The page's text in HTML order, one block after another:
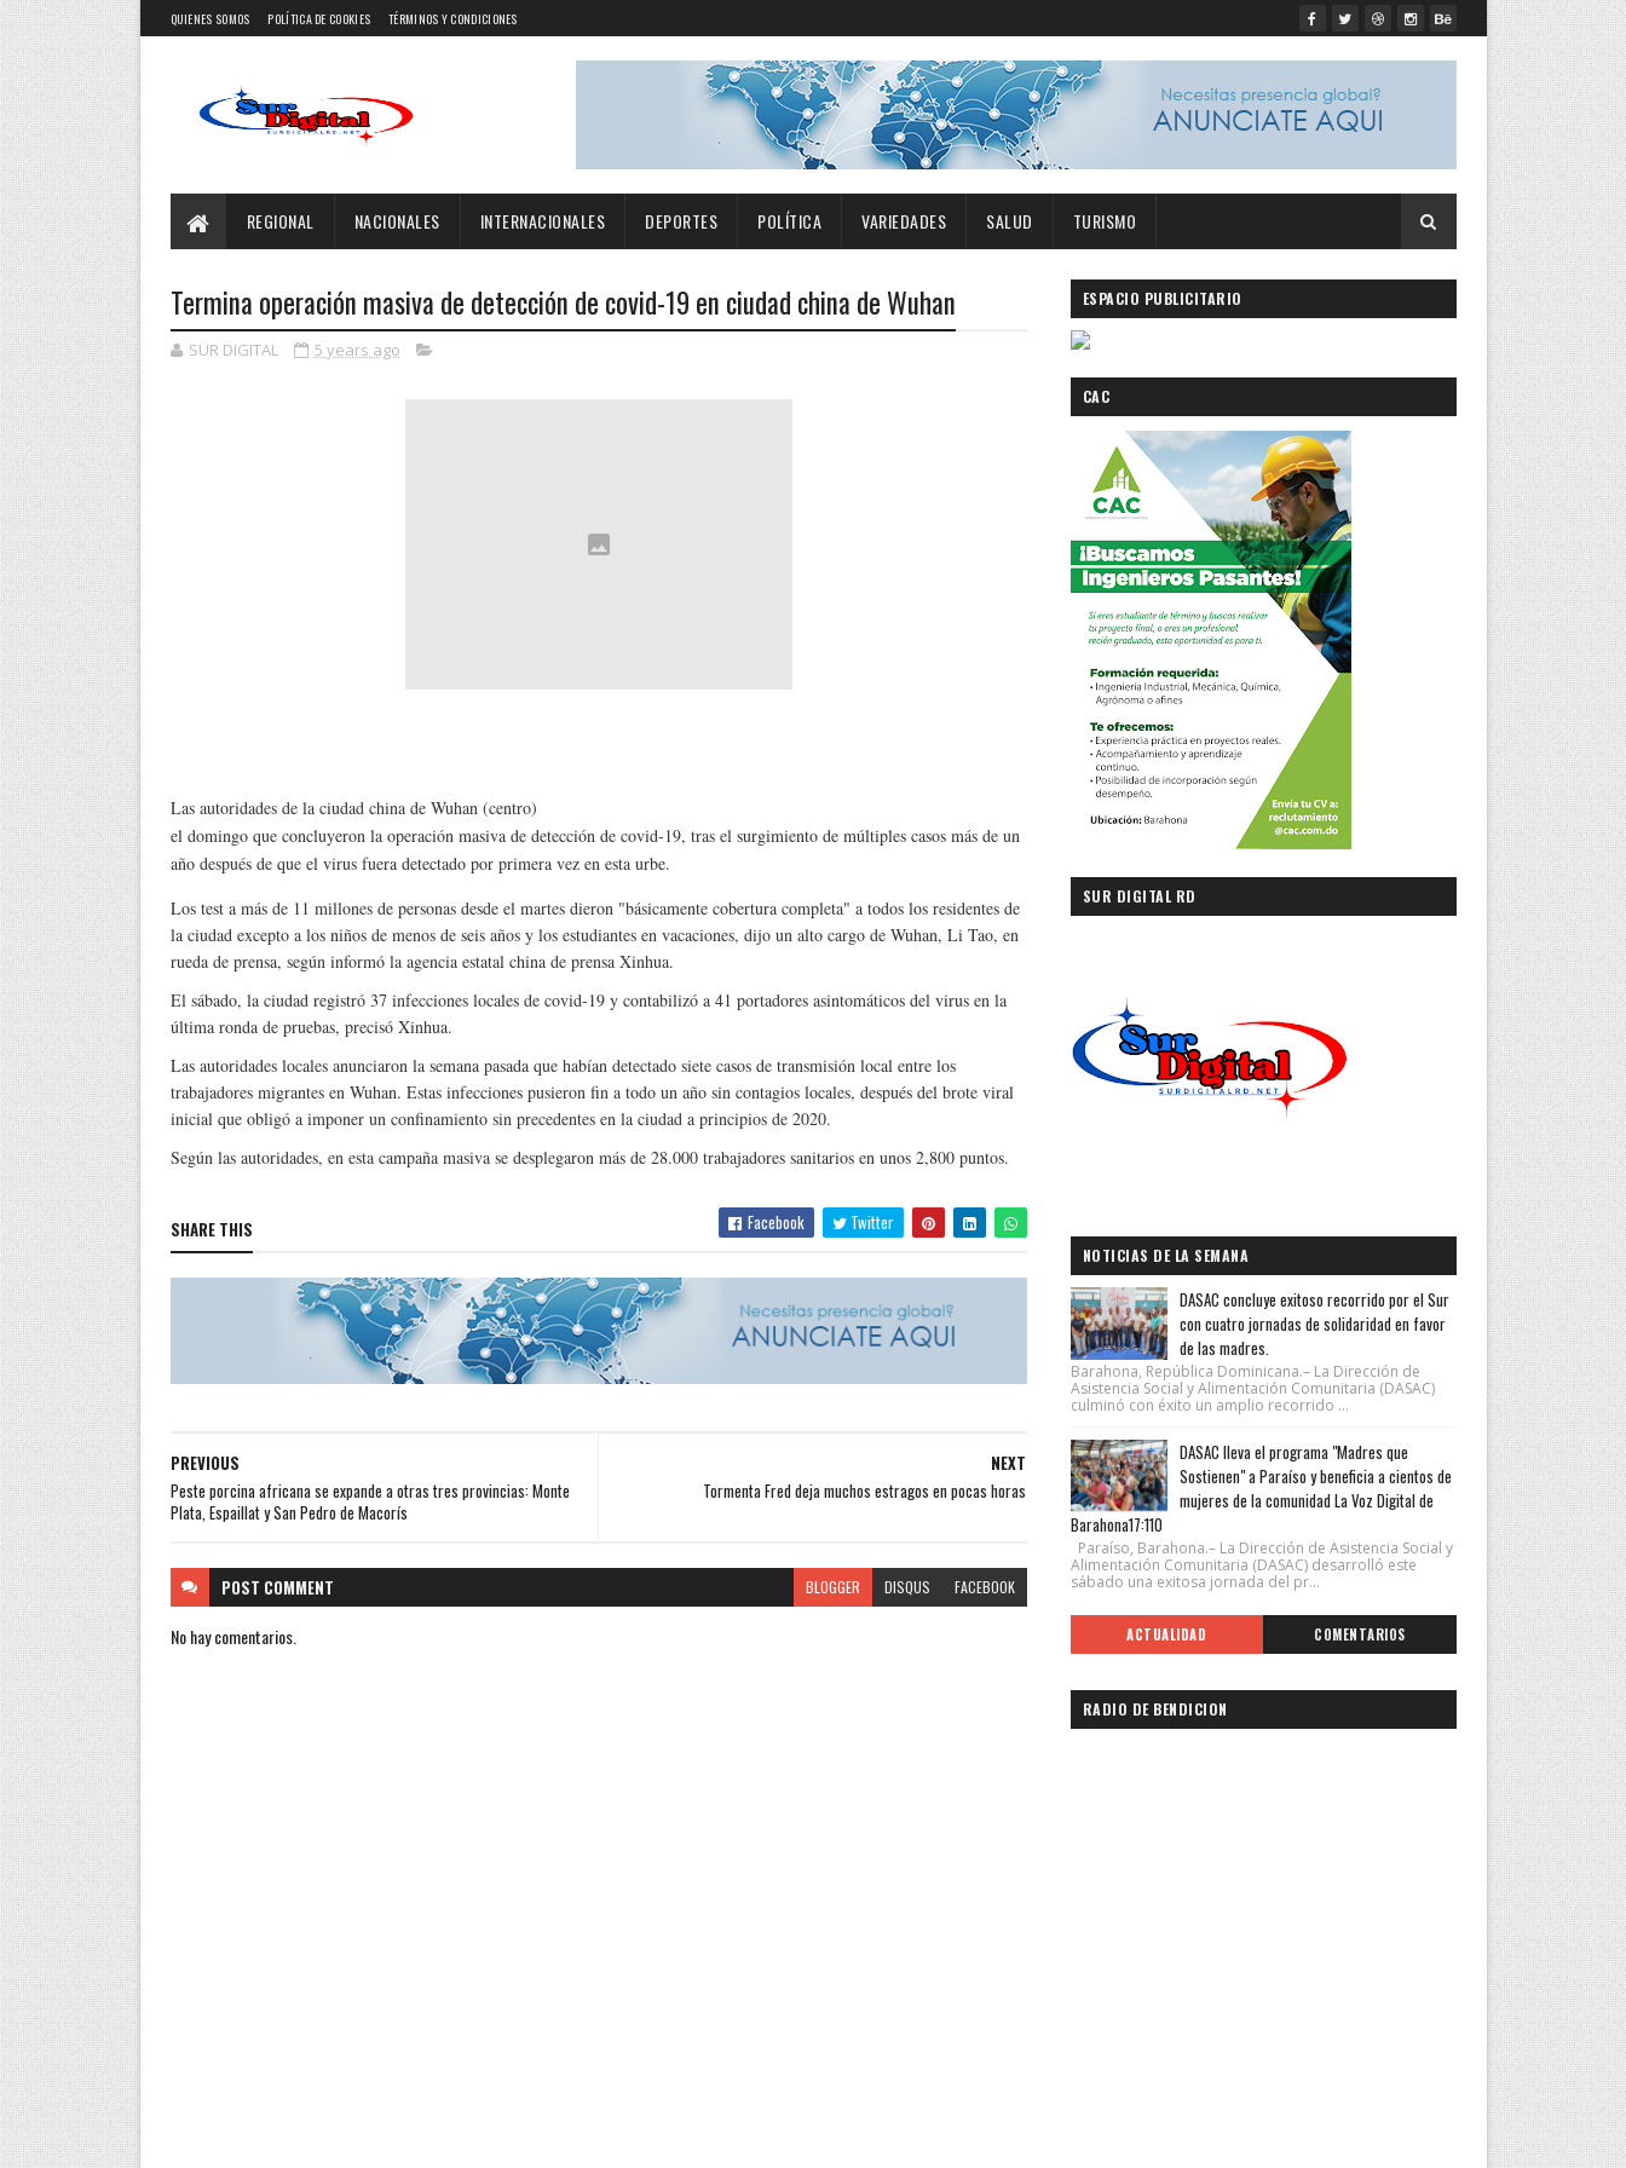
QUIENES SOMOS POLÍTICA DE COOKIES TÉRMINOS Y CONDICIONES
REGIONAL NACIONALES INTERNACIONALES DEPORTES POLÍTICA VARIEDADES SALUD TURISMO
Termina operación masiva de detección de covid-19 en ciudad china de Wuhan
SUR DIGITAL 5 years ago
Las autoridades de la ciudad china de Wuhan (centro)
el domingo que concluyeron la operación masiva de detección de covid-19, tras el surgimiento de múltiples casos más de un
año después de que el virus fuera detectado por primera vez en esta urbe.
Los test a más de 11 millones de personas desde el martes dieron "básicamente cobertura completa" a todos los residentes de
la ciudad excepto a los niños de menos de seis años y los estudiantes en vacaciones, dijo un alto cargo de Wuhan, Li Tao, en
rueda de prensa, según informó la agencia estatal china de prensa Xinhua.
El sábado, la ciudad registró 37 infecciones locales de covid-19 y contabilizó a 41 portadores asintomáticos del virus en la
última ronda de pruebas, precisó Xinhua.
Las autoridades locales anunciaron la semana pasada que habían detectado siete casos de transmisión local entre los
trabajadores migrantes en Wuhan. Estas infecciones pusieron fin a todo un año sin contagios locales, después del brote viral
inicial que obligó a imponer un confinamiento sin precedentes en la ciudad a principios de 2020.
Según las autoridades, en esta campaña masiva se desplegaron más de 28.000 trabajadores sanitarios en unos 2,800 puntos.
SHARE THIS Facebook Twitter
NEXT
Tormenta Fred deja muchos estragos en pocas horas
PREVIOUS
Peste porcina africana se expande a otras tres provincias: Monte
Plata, Espaillat y San Pedro de Macorís
POST COMMENT BLOGGER DISQUS FACEBOOK
No hay comentarios.
ESPACIO PUBLICITARIO
CAC
SUR DIGITAL RD
NOTICIAS DE LA SEMANA
DASAC concluye exitoso recorrido por el Sur
con cuatro jornadas de solidaridad en favor
de las madres.
Barahona, República Dominicana.– La Dirección de
Asistencia Social y Alimentación Comunitaria (DASAC)
culminó con éxito un amplio recorrido ...
DASAC lleva el programa "Madres que
Sostienen" a Paraíso y beneficia a cientos de
mujeres de la comunidad La Voz Digital de
Barahona17:110
Paraíso, Barahona.– La Dirección de Asistencia Social y
Alimentación Comunitaria (DASAC) desarrolló este
sábado una exitosa jornada del pr...
ACTUALIDAD COMENTARIOS
RADIO DE BENDICION